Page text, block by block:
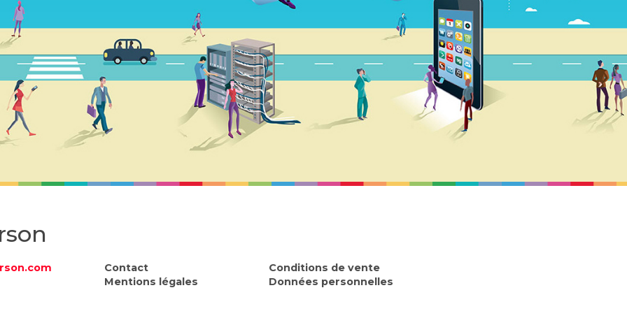
Contact
Mentions légales
Conditions de vente
Données personnelles